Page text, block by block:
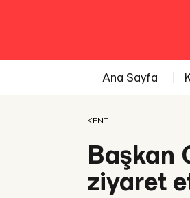
Ana Sayfa
KENT
Başkan
ziyaret